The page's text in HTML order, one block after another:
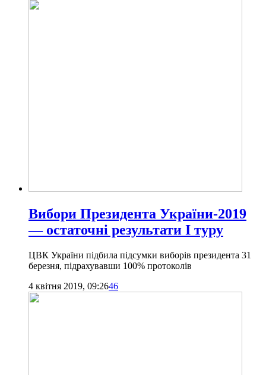
Вибори Президента України-2019
— остаточні результати І туру
ЦВК України підбила підсумки виборів президента 31
березня, підрахувавши 100% протоколів
4 квітня 2019, 09:2646